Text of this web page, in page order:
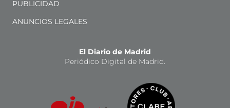
PUBLICIDAD
ANUNCIOS LEGALES
El Diario de Madrid
Periódico Digital de Madrid.